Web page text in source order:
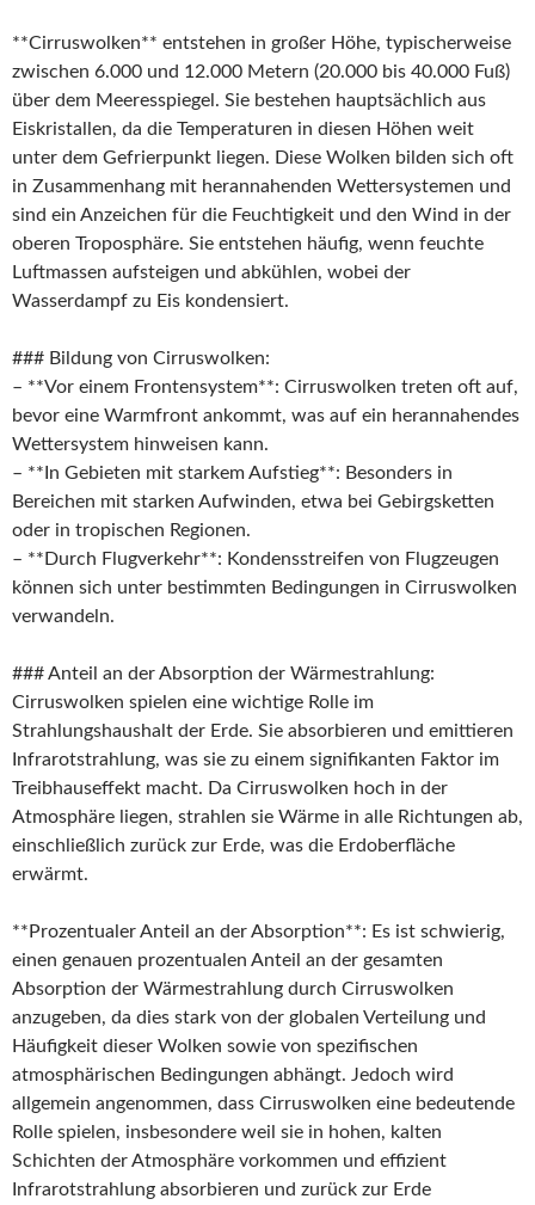
**Cirruswolken** entstehen in großer Höhe, typischerweise
zwischen 6.000 und 12.000 Metern (20.000 bis 40.000 Fuß)
über dem Meeresspiegel. Sie bestehen hauptsächlich aus
Eiskristallen, da die Temperaturen in diesen Höhen weit
unter dem Gefrierpunkt liegen. Diese Wolken bilden sich oft
in Zusammenhang mit herannahenden Wettersystemen und
sind ein Anzeichen für die Feuchtigkeit und den Wind in der
oberen Troposphäre. Sie entstehen häufig, wenn feuchte
Luftmassen aufsteigen und abkühlen, wobei der
Wasserdampf zu Eis kondensiert.
### Bildung von Cirruswolken:
– **Vor einem Frontensystem**: Cirruswolken treten oft auf,
bevor eine Warmfront ankommt, was auf ein herannahendes
Wettersystem hinweisen kann.
– **In Gebieten mit starkem Aufstieg**: Besonders in
Bereichen mit starken Aufwinden, etwa bei Gebirgsketten
oder in tropischen Regionen.
– **Durch Flugverkehr**: Kondensstreifen von Flugzeugen
können sich unter bestimmten Bedingungen in Cirruswolken
verwandeln.
### Anteil an der Absorption der Wärmestrahlung:
Cirruswolken spielen eine wichtige Rolle im
Strahlungshaushalt der Erde. Sie absorbieren und emittieren
Infrarotstrahlung, was sie zu einem signifikanten Faktor im
Treibhauseffekt macht. Da Cirruswolken hoch in der
Atmosphäre liegen, strahlen sie Wärme in alle Richtungen ab,
einschließlich zurück zur Erde, was die Erdoberfläche
erwärmt.
**Prozentualer Anteil an der Absorption**: Es ist schwierig,
einen genauen prozentualen Anteil an der gesamten
Absorption der Wärmestrahlung durch Cirruswolken
anzugeben, da dies stark von der globalen Verteilung und
Häufigkeit dieser Wolken sowie von spezifischen
atmosphärischen Bedingungen abhängt. Jedoch wird
allgemein angenommen, dass Cirruswolken eine bedeutende
Rolle spielen, insbesondere weil sie in hohen, kalten
Schichten der Atmosphäre vorkommen und effizient
Infrarotstrahlung absorbieren und zurück zur Erde